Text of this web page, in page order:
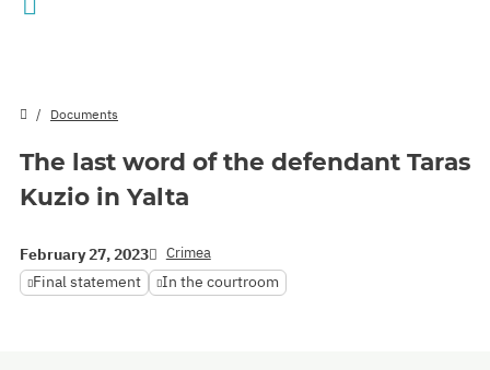
Documents
The last word of the defendant Taras
Kuzio in Yalta
February 27, 2023 Crimea
Final statement In the courtroom